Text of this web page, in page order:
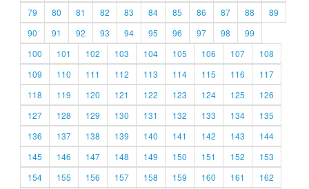
79
80 81 82 83 84 85 86 87 88
89
90
91 92 93 94 95 96 97 98
99
100
101 102 103 104 105 106 107
108
109
110 111 112 113 114 115 116
117
118
119 120 121 122 123 124 125
126
127
128 129 130 131 132 133 134
135
136
137 138 139 140 141 142 143
144
145
146 147 148 149 150 151 152
153
154
155 156 157 158 159 160 161
162